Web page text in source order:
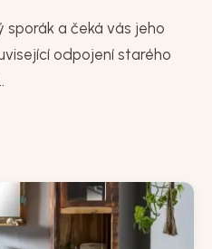
sporák a čeká vás jeho
odpojení starého